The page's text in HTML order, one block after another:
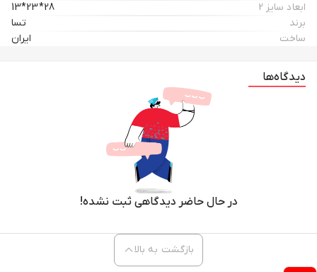
ابعاد سایز 2
28*23*13
برند
تسا
ساخت
ایران
دیدگاه‌ها
در حال حاضر دیدگاهی ثبت نشده!
بازگشت به بالا